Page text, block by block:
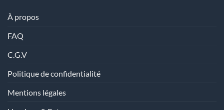
À propos
FAQ
C.G.V
Politique de confidentialité
Mentions légales